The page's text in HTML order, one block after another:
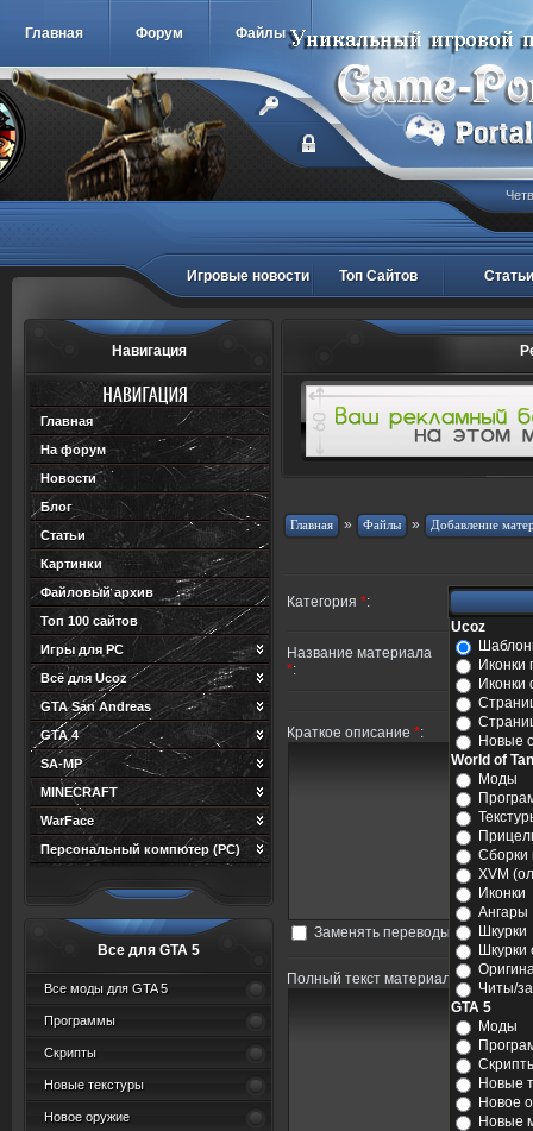
Главная Форум Файлы
Игровые новости Топ Сайтов Статьи
Навигация
Главная
На форум
Новости
Блог
Статьи
Картинки
Файловый архив
Топ 100 сайтов
Игры для PC
Всё для Ucoz
GTA San Andreas
GTA 4
SA-MP
MINECRAFT
WarFace
Персональный компютер (PC)
Все для GTA 5
Все моды для GTA 5
Программы
Скрипты
Новые текстуры
Новое оружие
» »
Категория *:
Ucoz
Иконки
Новые
World of
Моды
Сборки
XVM
Иконки
Ангары
Шкурки
Шкурки
Читы/
GTA 5
Моды
Новые
Новое
Новые
Название материала
*:
Краткое описание *:
Заменять переводы строк
Полный текст материала*: